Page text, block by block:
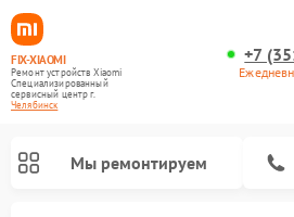
FIX-XIAOMI
Ремонт устройств Xiaomi
Специализированный
cервисный центр г.
Челябинск
+7
Мы ремонтируем